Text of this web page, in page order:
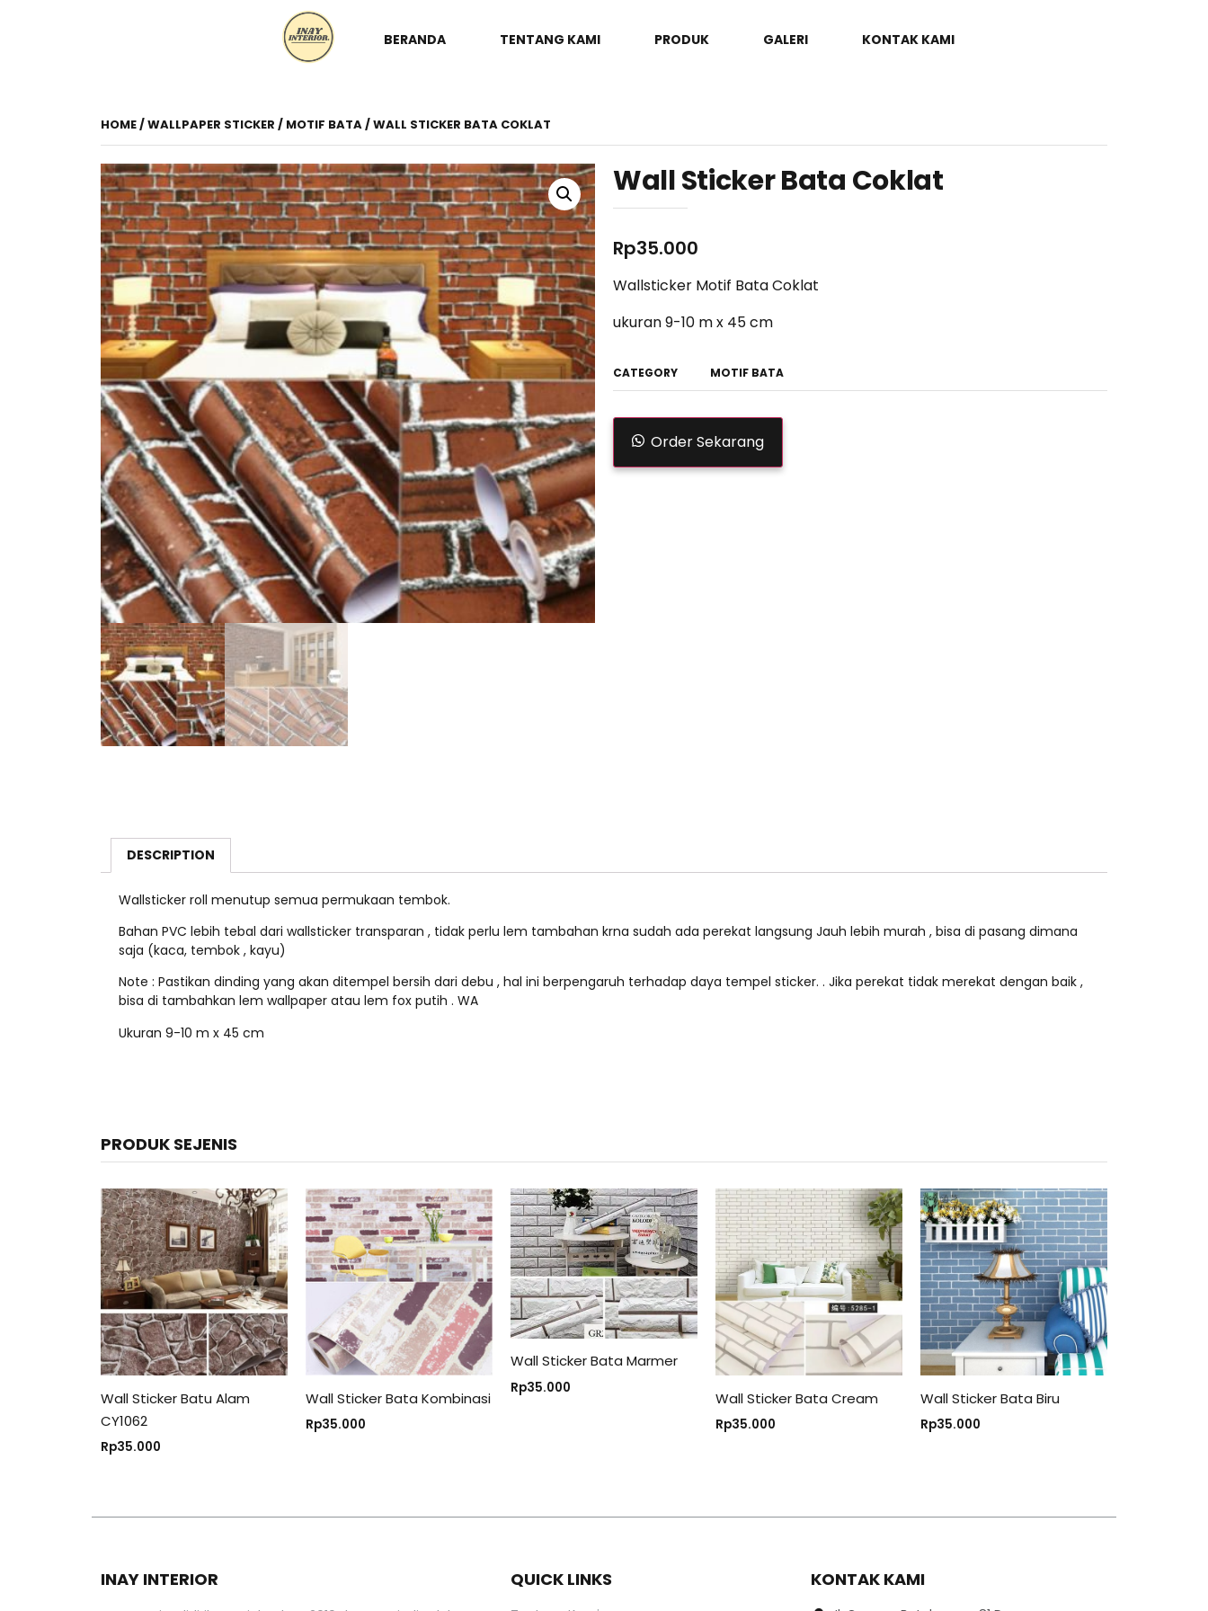
BERANDA TENTANG KAMI PRODUK GALERI KONTAK KAMI
HOME/WALLPAPER STICKER / MOTIF BATA/ WALL STICKER BATA COKLAT
Wall Sticker Bata Coklat
Rp35.000
Wallsticker Motif Bata Coklat
ukuran 9-10 m x 45 cm
CATEGORY MOTIF BATA
Order Sekarang
DESCRIPTION
Wallsticker roll menutup semua permukaan tembok.
Bahan PVC lebih tebal dari wallsticker transparan , tidak perlu lem tambahan krna sudah ada perekat langsung Jauh lebih murah , bisa di pasang dimana
saja (kaca, tembok , kayu)
Note : Pastikan dinding yang akan ditempel bersih dari debu , hal ini berpengaruh terhadap daya tempel sticker. . Jika perekat tidak merekat dengan baik ,
bisa di tambahkan lem wallpaper atau lem fox putih . WA
Ukuran 9-10 m x 45 cm
PRODUK SEJENIS
Wall Sticker Batu Alam
CY1062
Rp35.000
Wall Sticker Bata Kombinasi
Rp35.000
Wall Sticker Bata Marmer
Rp35.000
Wall Sticker Bata Cream
Rp35.000
Wall Sticker Bata Biru
Rp35.000
INAY INTERIOR QUICK LINKS KONTAK KAMI